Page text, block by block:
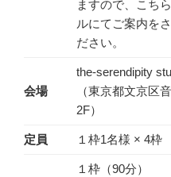
ますので、こち
ルにてご案内を
ださい。
会場
the-serendipity
（東京都文京区
2F）
定員 １枠1名様 × 4枠
１枠（90分）